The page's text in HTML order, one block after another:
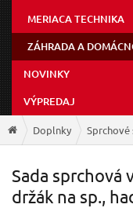
MERIACA TECHNIKA
ZÁHRADA A
NOVINKY
VÝPREDAJ
Doplnky Sprchové
Sada sprchová
držák na sp.,